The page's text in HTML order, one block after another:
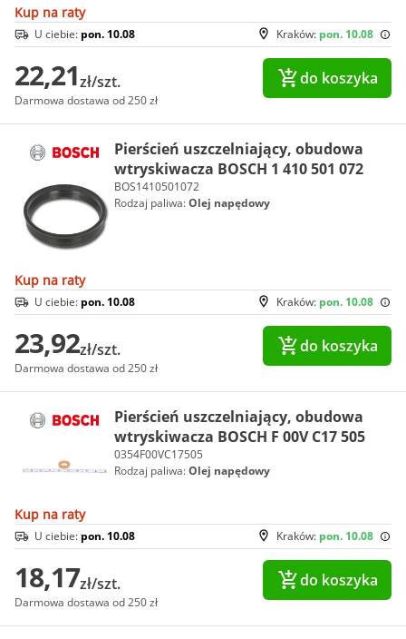
Kup na raty
Kraków: pon. 10.08
U ciebie: pon. 10.08
22,21zł/szt.
Darmowa dostawa od 250 zł
do koszyka
Pierścień uszczelniający, obudowa
wtryskiwacza BOSCH 1 410 501 072
BOS1410501072
Rodzaj paliwa:Olej napędowy
Kup na raty
Kraków: pon. 10.08
U ciebie: pon. 10.08
23,92zł/szt.
Darmowa dostawa od 250 zł
do koszyka
Pierścień uszczelniający, obudowa
wtryskiwacza BOSCH F 00V C17 505
0354F00VC17505
Rodzaj paliwa:Olej napędowy
Kup na raty
Kraków: pon. 10.08
U ciebie: pon. 10.08
18,17zł/szt.
Darmowa dostawa od 250 zł
do koszyka